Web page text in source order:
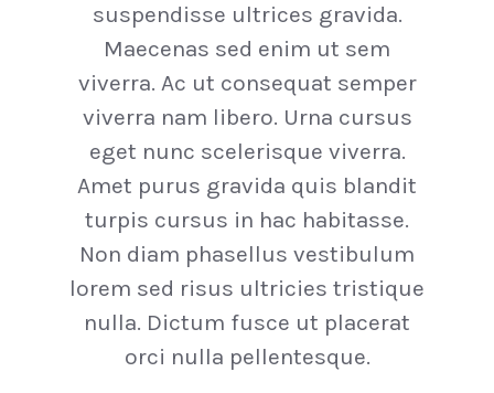
suspendisse ultrices gravida.
Maecenas sed enim ut sem
viverra. Ac ut consequat semper
viverra nam libero. Urna cursus
eget nunc scelerisque viverra.
Amet purus gravida quis blandit
turpis cursus in hac habitasse.
Non diam phasellus vestibulum
lorem sed risus ultricies tristique
nulla. Dictum fusce ut placerat
orci nulla pellentesque.